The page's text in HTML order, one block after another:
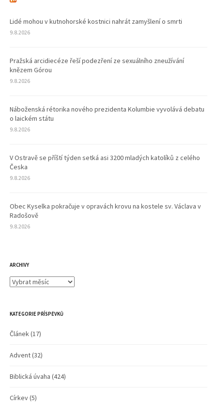
Lidé mohou v kutnohorské kostnici nahrát zamyšlení o smrti
9.8.2026
Pražská arcidiecéze řeší podezření ze sexuálního zneužívání
knězem Górou
9.8.2026
Náboženská rétorika nového prezidenta Kolumbie vyvolává debatu
o laickém státu
9.8.2026
V Ostravě se příští týden setká asi 3200 mladých katolíků z celého
Česka
9.8.2026
Obec Kyselka pokračuje v opravách krovu na kostele sv. Václava v
Radošově
9.8.2026
ARCHIVY
Archivy
KATEGORIE PŘÍSPĚVKŮ
Článek(17)
Advent(32)
Biblická úvaha (424)
Církev(5)